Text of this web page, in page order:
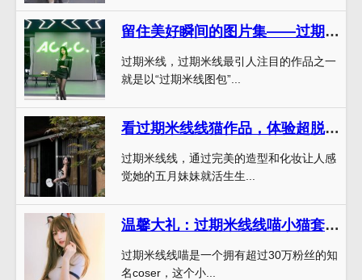
留住美好瞬间的图片集——过期米线图包
过期米线，过期米线最引人注目的作品之一
就是以“过期米线图包”...
看过期米线线猫作品，体验超脱世界触感
过期米线线，通过完美的造型和化妆让人感
觉她的五月妹妹就活生生...
温馨大礼：过期米线线喵小猫套装图集送不停
过期米线线喵是一个拥有超过30万粉丝的知
名coser，这个小...